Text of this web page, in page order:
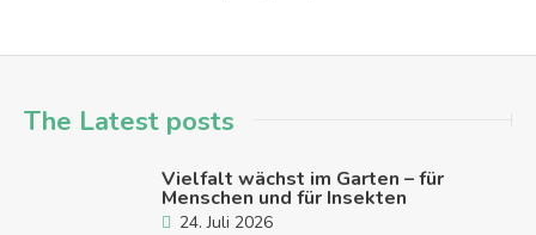
The Latest posts
Vielfalt wächst im Garten – für
Menschen und für Insekten
24. Juli 2026